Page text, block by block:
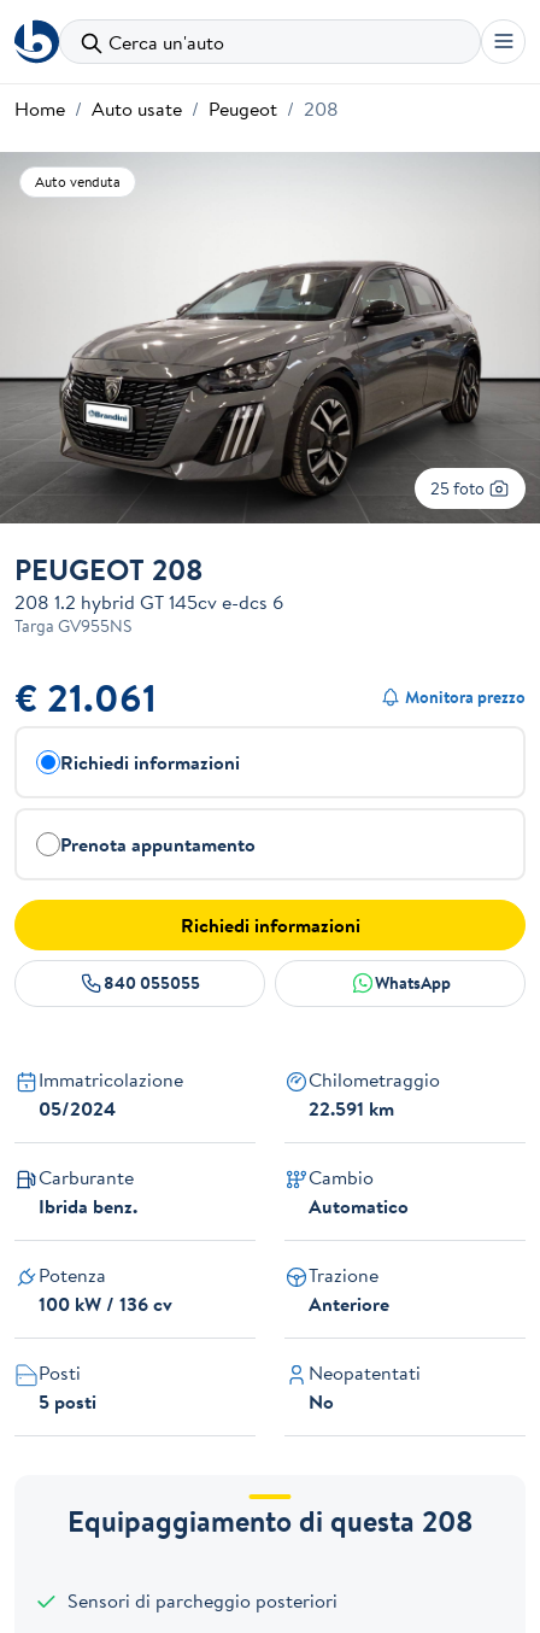
Cerca un'auto
Home Auto usate Peugeot 208
Auto venduta
25 foto
PEUGEOT 208
208 1.2 hybrid GT 145cv e-dcs 6
Targa GV955NS
€ 21.061 Monitora prezzo
Richiedi informazioni
Prenota appuntamento
Richiedi informazioni
840 055055 WhatsApp
Immatricolazione
05/2024
Chilometraggio
22.591 km
Carburante
Ibrida benz.
Cambio
Automatico
Potenza
100 kW / 136 cv
Trazione
Anteriore
Posti
5 posti
Neopatentati
No
Equipaggiamento di questa 208
Sensori di parcheggio posteriori